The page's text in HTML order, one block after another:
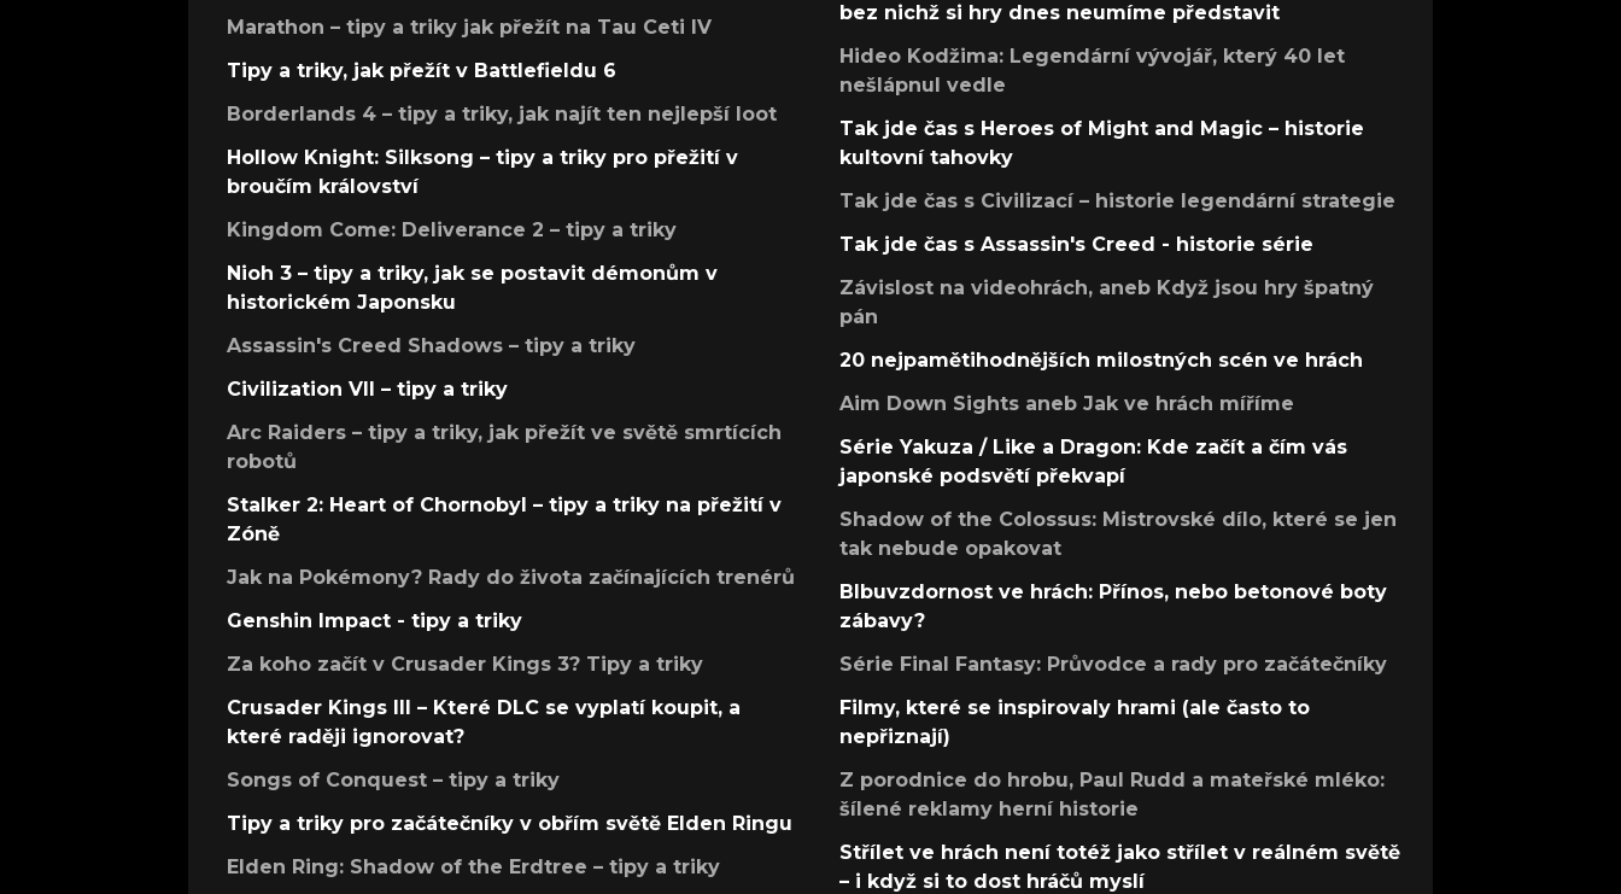
Marathon – tipy a triky jak přežít na Tau Ceti IV
Tipy a triky, jak přežít v Battlefieldu 6
Borderlands 4 – tipy a triky, jak najít ten nejlepší loot
Hollow Knight: Silksong – tipy a triky pro přežití v
broučím království
Kingdom Come: Deliverance 2 – tipy a triky
Nioh 3 – tipy a triky, jak se postavit démonům v
historickém Japonsku
Assassin's Creed Shadows – tipy a triky
Civilization VII – tipy a triky
Arc Raiders – tipy a triky, jak přežít ve světě smrtících
robotů
Stalker 2: Heart of Chornobyl – tipy a triky na přežití v
Zóně
Jak na Pokémony? Rady do života začínajících trenérů
Genshin Impact - tipy a triky
Za koho začít v Crusader Kings 3? Tipy a triky
Crusader Kings III – Které DLC se vyplatí koupit, a
které raději ignorovat?
Songs of Conquest – tipy a triky
Tipy a triky pro začátečníky v obřím světě Elden Ringu
Elden Ring: Shadow of the Erdtree – tipy a triky
bez nichž si hry dnes neumíme představit
Hideo Kodžima: Legendární vývojář, který 40 let
nešlápnul vedle
Tak jde čas s Heroes of Might and Magic – historie
kultovní tahovky
Tak jde čas s Civilizací – historie legendární strategie
Tak jde čas s Assassin's Creed - historie série
Závislost na videohrách, aneb Když jsou hry špatný
pán
20 nejpamětihodnějších milostných scén ve hrách
Aim Down Sights aneb Jak ve hrách míříme
Série Yakuza / Like a Dragon: Kde začít a čím vás
japonské podsvětí překvapí
Shadow of the Colossus: Mistrovské dílo, které se jen
tak nebude opakovat
Blbuvzdornost ve hrách: Přínos, nebo betonové boty
zábavy?
Série Final Fantasy: Průvodce a rady pro začátečníky
Filmy, které se inspirovaly hrami (ale často to
nepřiznají)
Z porodnice do hrobu, Paul Rudd a mateřské mléko:
šílené reklamy herní historie
Střílet ve hrách není totéž jako střílet v reálném světě
– i když si to dost hráčů myslí